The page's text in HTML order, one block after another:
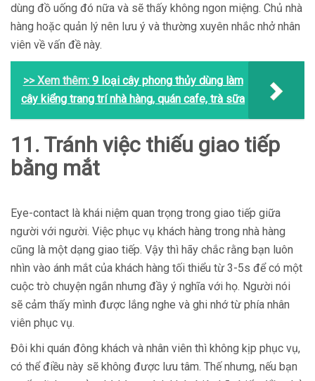
dùng đồ uống đó nữa và sẽ thấy không ngon miệng. Chủ nhà
hàng hoặc quản lý nên lưu ý và thường xuyên nhắc nhở nhân
viên về vấn đề này.
>> Xem thêm: 9 loại cây phong thủy dùng làm
cây kiểng trang trí nhà hàng, quán cafe, trà sữa
11. Tránh việc thiếu giao tiếp
bằng mắt
Eye-contact là khái niệm quan trọng trong giao tiếp giữa
người với người. Việc phục vụ khách hàng trong nhà hàng
cũng là một dạng giao tiếp. Vậy thì hãy chắc rằng bạn luôn
nhìn vào ánh mắt của khách hàng tối thiểu từ 3-5s để có một
cuộc trò chuyện ngắn nhưng đầy ý nghĩa với họ. Người nói
sẽ cảm thấy mình được lắng nghe và ghi nhớ từ phía nhân
viên phục vụ.
Đôi khi quán đông khách và nhân viên thì không kịp phục vụ,
có thể điều này sẽ không được lưu tâm. Thế nhưng, nếu bạn